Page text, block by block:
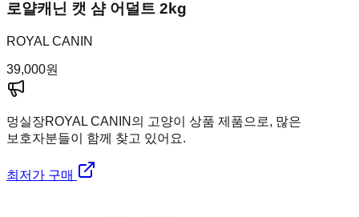
로얄캐닌 캣 샴 어덜트 2kg
ROYAL CANIN
39,000원
멍실장ROYAL CANIN의 고양이 상품 제품으로, 많은
보호자분들이 함께 찾고 있어요.
최저가 구매